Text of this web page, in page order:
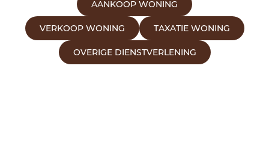
AANKOOP WONING
VERKOOP WONING TAXATIE WONING
OVERIGE DIENSTVERLENING